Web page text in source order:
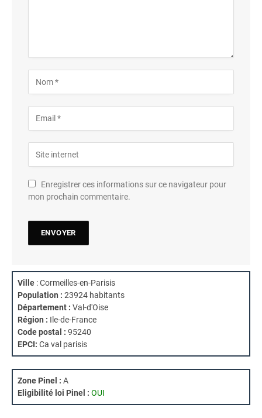
Enregistrer ces informations sur ce navigateur pour
mon prochain commentaire.
Ville : Cormeilles-en-Parisis
Population : 23924 habitants
Département : Val-d'Oise
Région : Ile-de-France
Code postal : 95240
EPCI: Ca val parisis
Zone Pinel : A
Eligibilité loi Pinel : OUI